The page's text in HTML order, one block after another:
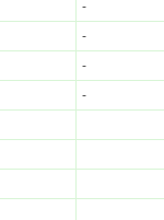
-
-
-
-